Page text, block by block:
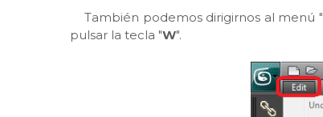
También podemos dirigirnos al menú "
pulsar la tecla "W".